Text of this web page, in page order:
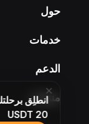
حول
خدمات
الدعم
منتجات
انطلِق
20 USDT